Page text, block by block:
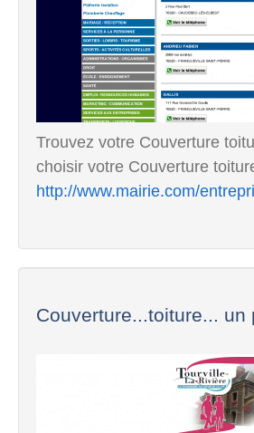
Trouvez votre Couverture
choisir votre Couverture
http://www.mairie.com/
Couverture...toiture...